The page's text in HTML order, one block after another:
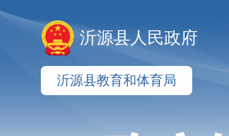
沂源县人民政府
沂源县教育和体育局